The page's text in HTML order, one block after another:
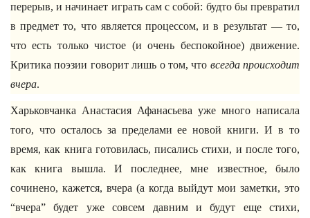
перерыв, и начинает играть сам с собой: будто бы превратил
в предмет то, что является процессом, и в результат — то,
что есть только чистое (и очень беспокойное) движение.
Критика поэзии говорит лишь о том, что всегда происходит
вчера.
Харьковчанка Анастасия Афанасьева уже много написала
того, что осталось за пределами ее новой книги. И в то
время, как книга готовилась, писались стихи, и после того,
как книга вышла. И последнее, мне известное, было
сочинено, кажется, вчера (а когда выйдут мои заметки, это
“вчера” будет уже совсем давним и будут еще стихи,